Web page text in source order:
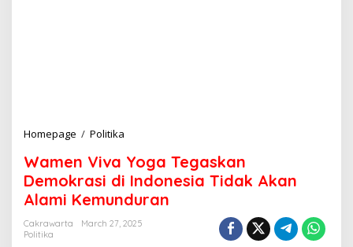
Homepage / Politika
m
V
i
Wamen Viva Yoga Tegaskan
Demokrasi di Indonesia Tidak Akan
Alami Kemunduran
Cakrawarta
March 27, 2025
Politika